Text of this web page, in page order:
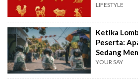
LIFESTYLE
Ketika
Peserta:
Sedang
YOUR SAY